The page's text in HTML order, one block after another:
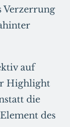
Verzerrung
auf
Highlight
die
des